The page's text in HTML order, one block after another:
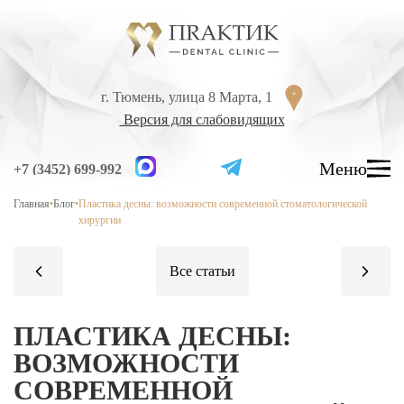
г. Тюмень, улица 8 Марта, 1
Версия для слабовидящих
+7 (3452) 699-992 Меню
Главная•Блог•Пластика десны: возможности современной стоматологической
хирургии
г. Тюмень, улица 8 Марта, 1
Версия для слабовидящих
+7 (3452) 699-992 Меню
УСЛУГИ
ВРАЧИ
Лечение кариеса
Лечение высокой чувствительности зубов
ПЛАСТИКА ДЕСНЫ:
ВОЗМОЖНОСТИ
СОВРЕМЕННОЙ